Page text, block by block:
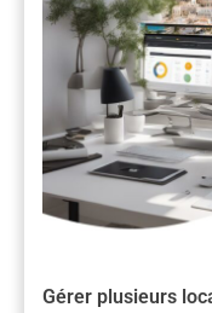
Gérer plusieurs